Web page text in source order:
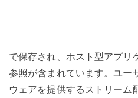
で保存され、ホスト型アプリ
参照が含まれています。ユー
ウェアを提供するストリーム